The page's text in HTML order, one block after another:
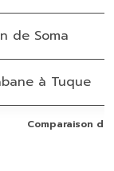
Comparaison
de Soma
à Tuque